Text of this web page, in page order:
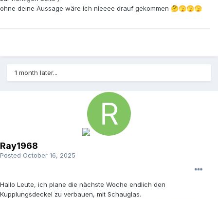
ohne deine Aussage wäre ich nieeee drauf gekommen 🤔🫣🫣🫣
1 month later...
Ray1968
Posted October 16, 2025
Hallo Leute, ich plane die nächste Woche endlich den
Kupplungsdeckel zu verbauen, mit Schauglas.